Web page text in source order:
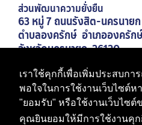
เราใช้คุกกี้เพื่อเพิ่มประสบก
พอใจในการใช้งานเว็บไซต์
"ยอมรับ" หรือใช้งานเว็บไซต์
คุณยินยอมให้มีการใช้งานคุก
ส่วนพัฒนาความยั่งยืน
63 หมู่ 7 ถนนรังสิต-นครนายก
ตำบลองครักษ์ อำเภอองครัก
จังหวัดนครนายก 26120
เบอร์โทรศัพท์ 02-649-5000
มหาวิทยาลัยศรีนครินทรวิโรฒ
สำนักงานอธิการบดี